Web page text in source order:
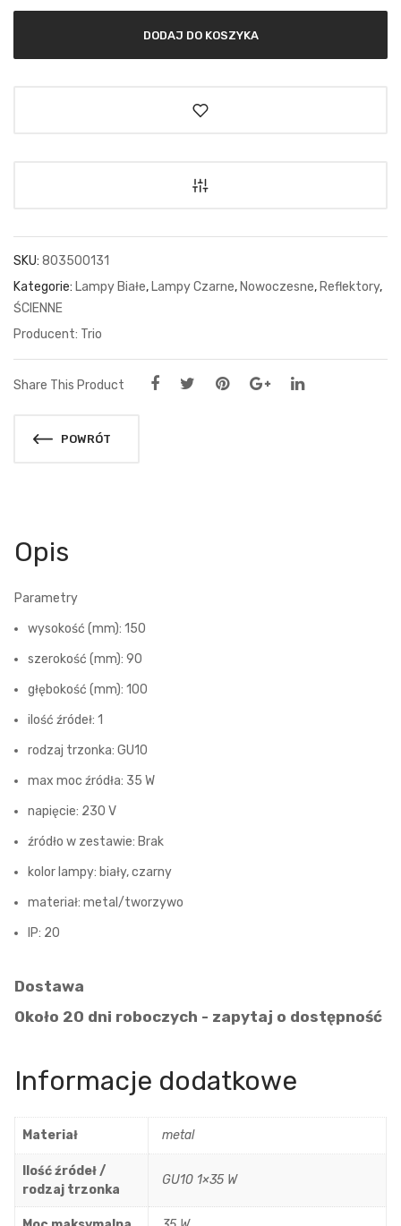
DODAJ DO KOSZYKA
SKU: 803500131
Kategorie: Lampy Białe,Lampy Czarne,Nowoczesne,Reflektory,
ŚCIENNE
Trio
Share This Product
POWRÓT
Opis
Parametry
wysokość (mm): 150
szerokość (mm): 90
głębokość (mm): 100
ilość źródeł: 1
rodzaj trzonka: GU10
max moc źródła: 35 W
napięcie: 230 V
źródło w zestawie: Brak
kolor lampy: biały, czarny
materiał: metal/tworzywo
IP: 20
Dostawa
Około 20 dni roboczych - zapytaj o dostępność
Informacje dodatkowe
Materiał metal
Ilość źródeł /
rodzaj trzonka
GU10 1×35 W